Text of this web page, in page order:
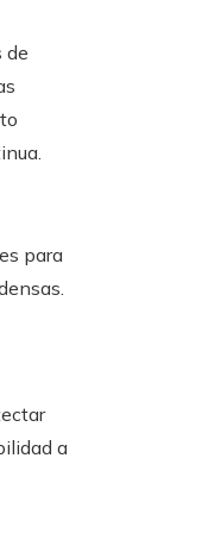
de
para
a